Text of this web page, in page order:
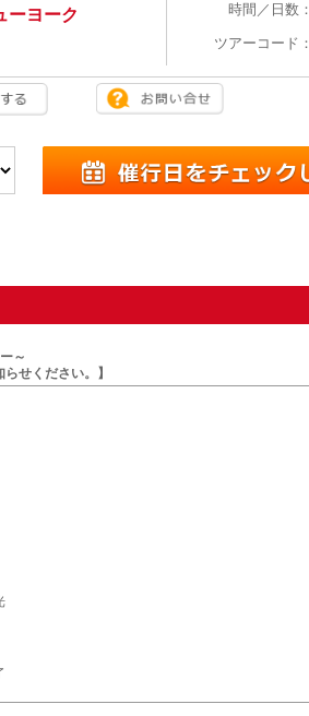
ーヨーク
時間／日数：
ツアーコード：
～
せください。】